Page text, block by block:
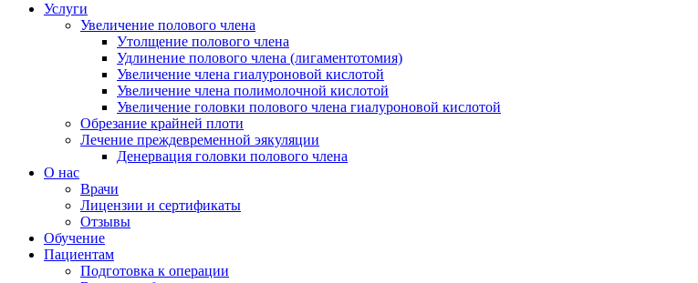
Услуги
Увеличение полового члена
Утолщение полового члена
Удлинение полового члена (лигаментотомия)
Увеличение члена гиалуроновой кислотой
Увеличение члена полимолочной кислотой
Увеличение головки полового члена гиалуроновой кислотой
Обрезание крайней плоти
Лечение преждевременной эякуляции
Денервация головки полового члена
О нас
Врачи
Лицензии и сертификаты
Отзывы
Обучение
Пациентам
Подготовка к операции